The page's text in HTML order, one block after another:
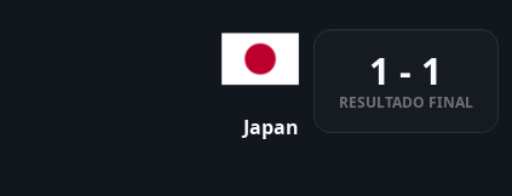
Japan
1 - 1
RESULTADO FINAL